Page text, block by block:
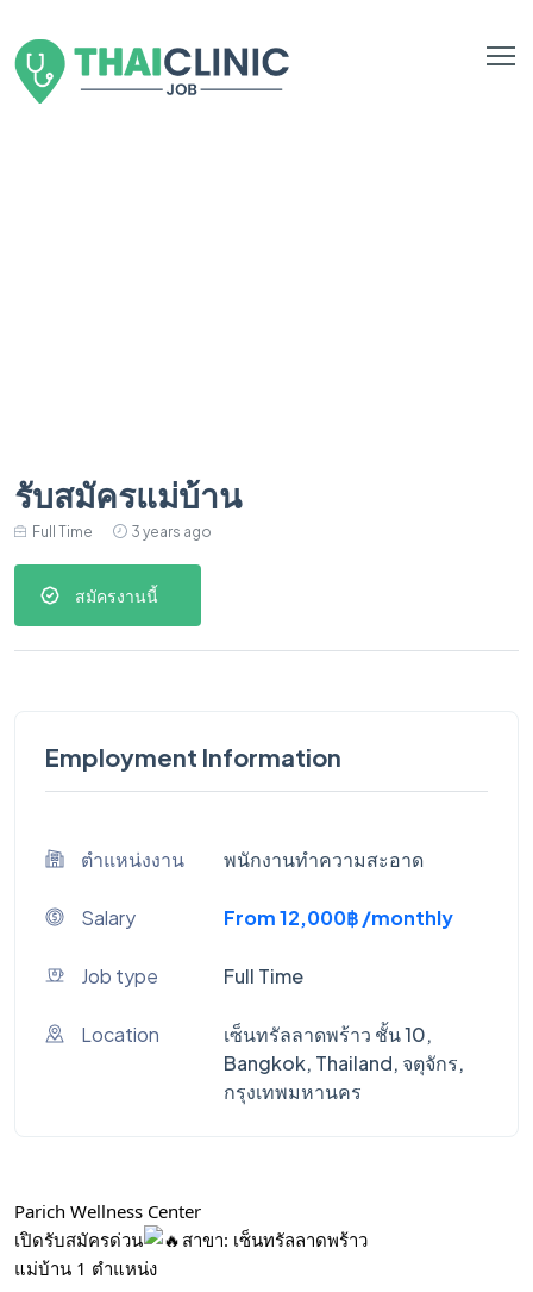
รับสมัครแม่บ้าน
Full Time 3 years ago
สมัครงานนี้
Employment Information
ตำแหน่งงาน พนักงานทำความสะอาด
Salary From 12,000฿ /monthly
Job type Full Time
Location
เซ็นทรัลลาดพร้าว ชั้น 10,
Bangkok, Thailand, จตุจักร,
กรุงเทพมหานคร
Parich Wellness Center
เปิดรับสมัครด่วน
สาขา: เซ็นทรัลลาดพร้าว
แม่บ้าน 1 ตำแหน่ง